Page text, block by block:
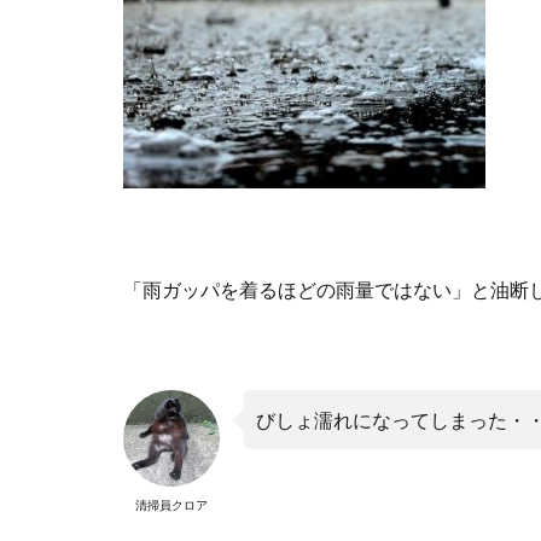
「雨ガッパを着るほどの雨量ではない」と油断
清掃員クロア
びしょ濡れになってしまった・